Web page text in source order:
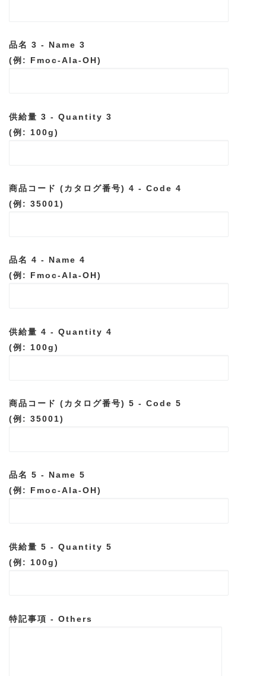
品名 3 - Name 3
(例: Fmoc-Ala-OH)
供給量 3 - Quantity 3
(例: 100g)
商品コード (カタログ番号) 4 - Code 4
(例: 35001)
品名 4 - Name 4
(例: Fmoc-Ala-OH)
供給量 4 - Quantity 4
(例: 100g)
商品コード (カタログ番号) 5 - Code 5
(例: 35001)
品名 5 - Name 5
(例: Fmoc-Ala-OH)
供給量 5 - Quantity 5
(例: 100g)
特記事項 - Others